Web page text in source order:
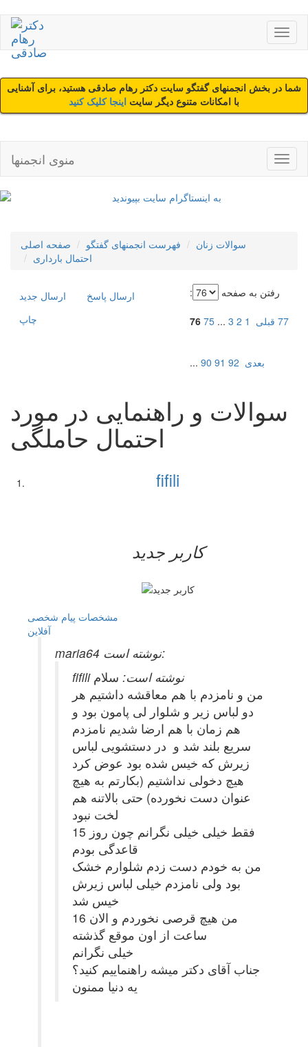
شما در بخش انجمنهای گفتگو سایت دکتر رهام صادقی هستید، برای آشنایی
با امکانات متنوع دیگر سایت اینجا کلیک کنید
منوی انجمنها
صفحه اصلی فهرست انجمنهای گفتگو
سوالات زنان
احتمال بارداری
ارسال جديد
ارسال پاسخ
چاپ
رفتن به صفحه :
قبلی 1
2
3
...
75
76 77
...90 91 92 بعدی
سوالات و راهنمایی در مورد
احتمال حاملگی
fifili
کاربر جدید
مشخصات پیام شخصی
آفلاين
maria64 نوشته است:
fifili نوشته است: سلام
من و نامزدم با هم معاقشه داشتیم هر
دو لباس زیر و شلوار لی پامون بود و
هم زمان با هم ارضا شدیم نامزدم
سریع بلند شد و در دستشویی لباس
زیرش که خیس شده بود عوض کرد
هیچ دخولی نداشتیم (بکارتم به هیچ
عنوان دست نخورده) حتی بالاتنه هم
لخت نبود
فقط خیلی خیلی نگرانم چون روز 15
قاعدگی بودم
من به خودم دست زدم شلوارم خشک
بود ولی نامزدم خیلی لباس زیرش
خیس شد
من هیچ قرصی نخوردم و الان 16
ساعت از اون موقع گذشته
خیلی نگرانم
جناب آقای دکتر میشه راهنماییم کنید؟
یه دنیا ممنون